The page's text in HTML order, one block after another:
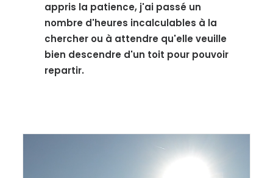
appris la patience, j'ai passé un
nombre d'heures incalculables à la
chercher ou à attendre qu'elle veuille
bien descendre d'un toit pour pouvoir
repartir.